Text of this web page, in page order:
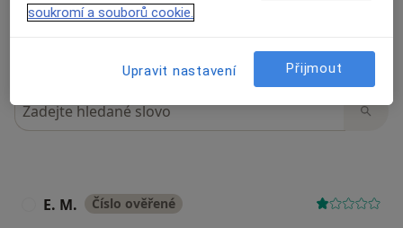
Hledejte v názorech
E. M. Číslo ověřené
soukromí a souborů cookie.
Upravit nastavení Přijmout